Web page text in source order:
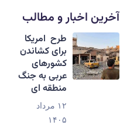
آخرین اخبار و مطالب
طرح امریکا
برای کشاندن
کشورهای
عربی به جنگ
منطقه ای
۱۲ مرداد
۱۴۰۵